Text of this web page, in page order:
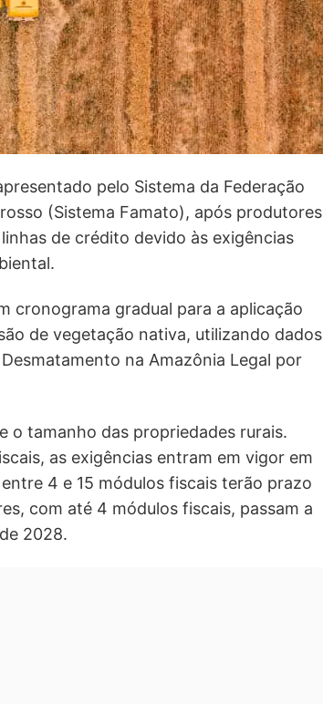
pelo Sistema da Federação
(Sistema Famato), após produtores
de crédito devido às exigências
cronograma gradual para a aplicação
de vegetação nativa, utilizando dados
na Amazônia Legal por
o tamanho das propriedades rurais.
as exigências entram em vigor em
4 e 15 módulos fiscais terão prazo
com até 4 módulos fiscais, passam a
2028.